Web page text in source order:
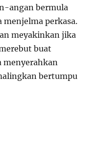
angan bermula
menjelma perkasa.
meyakinkan jika
buat
menyerahkan
bertumpu